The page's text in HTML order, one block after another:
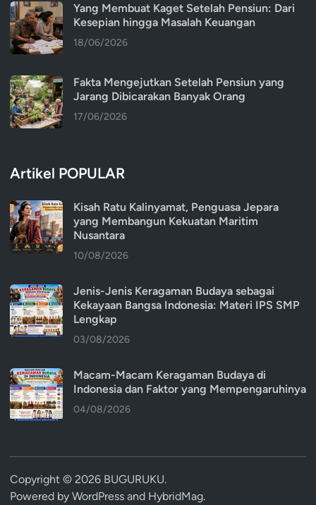
Yang Membuat Kaget Setelah Pensiun: Dari
Kesepian hingga Masalah Keuangan
18/06/2026
Fakta Mengejutkan Setelah Pensiun yang
Jarang Dibicarakan Banyak Orang
17/06/2026
Artikel POPULAR
Kisah Ratu Kalinyamat, Penguasa Jepara
yang Membangun Kekuatan Maritim
Nusantara
10/08/2026
Jenis-Jenis Keragaman Budaya sebagai
Kekayaan Bangsa Indonesia: Materi IPS SMP
Lengkap
03/08/2026
Macam-Macam Keragaman Budaya di
Indonesia dan Faktor yang Mempengaruhinya
04/08/2026
Copyright © 2026 BUGURUKU.
Powered by WordPress and HybridMag.